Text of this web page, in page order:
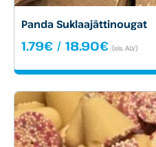
Panda Suklaajättinougat
1.79€ / 18.90€
-
(sis. ALV)